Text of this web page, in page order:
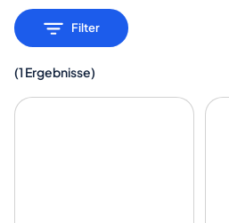
Filter
(1 Ergebnisse)